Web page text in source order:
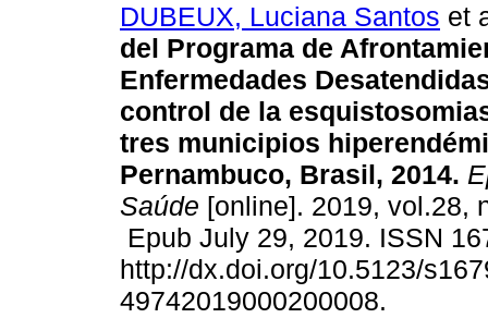
DUBEUX, Luciana Santos et
del Programa de
Enfermedades
control de la
tres municipios
Pernambuco, Brasil, 2014.
Saúde [online]. 2019, vol.28,
Epub July 29, 2019. ISSN
http://dx.doi.org/10.5123/
49742019000200008.